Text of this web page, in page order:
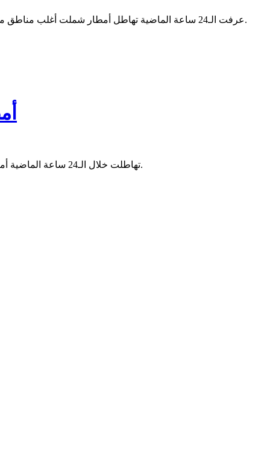
عرفت الـ24 ساعة الماضية تهاطل أمطار شملت أغلب مناطق موريتانيا من خلال توزعها بين 11 ولاية، حيث شهدت عشرات التجمعات والمدن في الداخل تساقطات مطرية تراوحت بين المتوسطة والخفيفة.
تهاطلت خلال الـ24 ساعة الماضية أمطار تراوحت بين المتوسط والخفيف على ثمانية مناطق على الأقل توزعت بين شمال وجنوب البلاد وبين ولايات كيدي ماغا وإينشيري ونواذيبو.